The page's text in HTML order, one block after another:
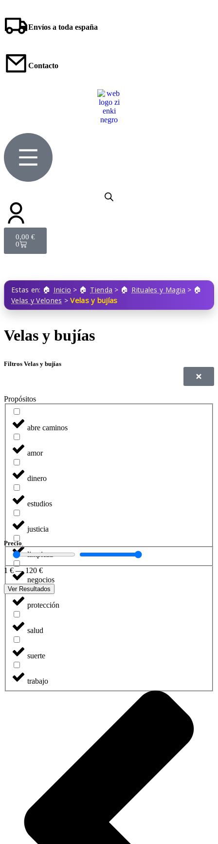
Envíos a toda españa
Contacto
0,00 €
0
Estas en: Inicio > Tienda > Rituales y Magia >
Velas y Velones >Velas y bujías
Velas y bujías
Filtros Velas y bujías
Propósitos
abre caminos
amor
dinero
estudios
justicia
limpieza
negocios
protección
salud
suerte
trabajo
Precio
1 € —120 €
Ver Resultados